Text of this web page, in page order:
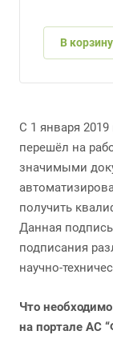
В корзину
С 1 января
перешёл на
значимыми
получить
Данная
подписания
научно-
Что
на портале АС